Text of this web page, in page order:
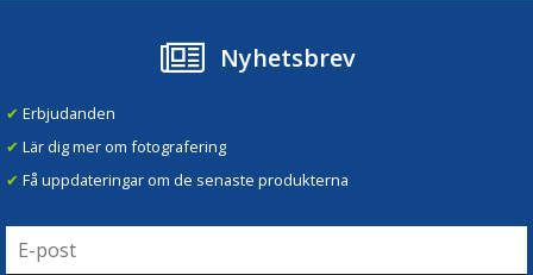
Nyhetsbrev
✔ Erbjudanden
✔ Lär dig mer om fotografering
✔ Få uppdateringar om de senaste produkterna